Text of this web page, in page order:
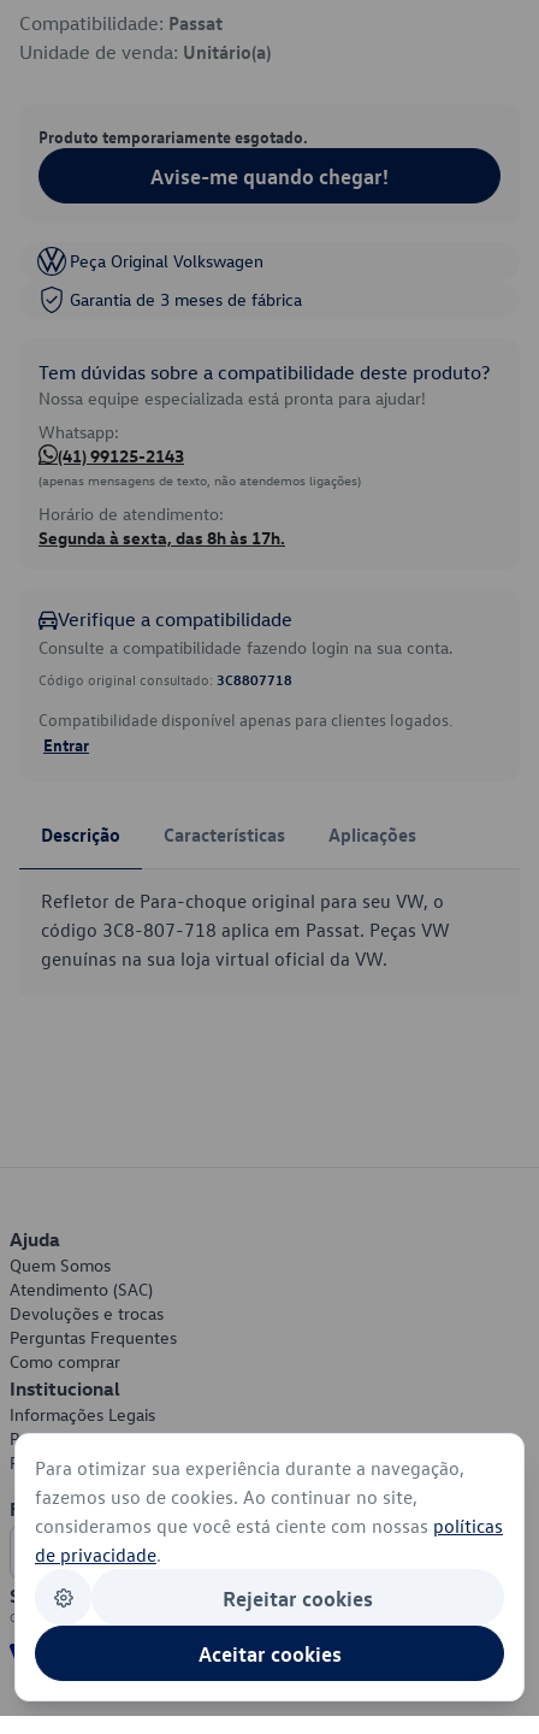
Compatibilidade: Passat
Unidade de venda: Unitário(a)
Produto temporariamente esgotado.
Avise-me quando chegar!
Peça Original Volkswagen
Garantia de 3 meses de fábrica
Tem dúvidas sobre a compatibilidade deste produto?
Nossa equipe especializada está pronta para ajudar!
Whatsapp:
(41) 99125-2143
(apenas mensagens de texto, não atendemos ligações)
Horário de atendimento:
Segunda à sexta, das 8h às 17h.
Verifique a compatibilidade
Consulte a compatibilidade fazendo login na sua conta.
Código original consultado: 3C8807718
Compatibilidade disponível apenas para clientes logados.
Entrar
Descrição Características Aplicações
Refletor de Para-choque original para seu VW, o
código 3C8-807-718 aplica em Passat. Peças VW
genuínas na sua loja virtual oficial da VW.
Ajuda
Quem Somos
Atendimento (SAC)
Devoluções e trocas
Perguntas Frequentes
Como comprar
Institucional
Informações Legais
Política de Privacidade
Política de Cookies
Formas de Pagamento
Segurança
Para otimizar sua experiência durante a navegação,
fazemos uso de cookies. Ao continuar no site,
consideramos que você está ciente com nossas políticas
de privacidade.
Rejeitar cookies
Aceitar cookies